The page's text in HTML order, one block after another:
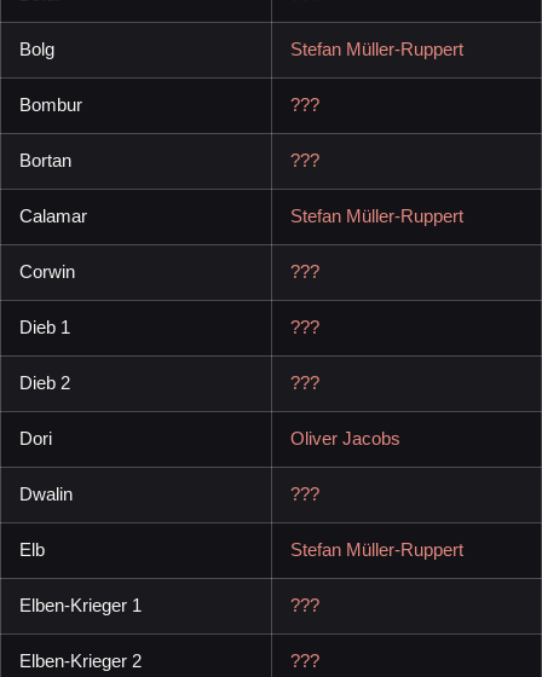
Bolg Stefan Müller-Ruppert
Bombur ???
Bortan ???
Calamar Stefan Müller-Ruppert
Corwin ???
Dieb 1 ???
Dieb 2 ???
Dori Oliver Jacobs
Dwalin ???
Elb Stefan Müller-Ruppert
Elben-Krieger 1 ???
Elben-Krieger 2 ???